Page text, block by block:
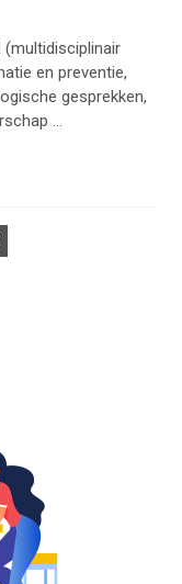
en preventie,
gesprekken,
...